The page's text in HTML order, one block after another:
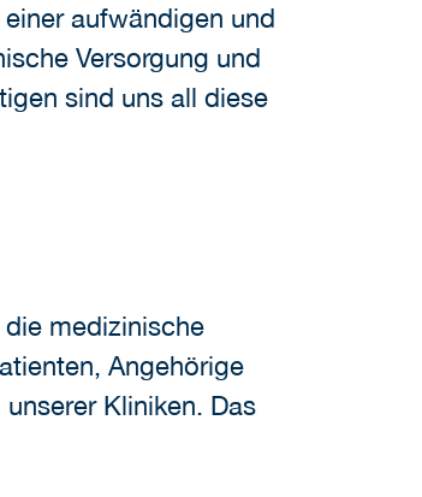
aufwändigen und
Versorgung und
sind uns all diese
medizinische
Angehörige
Kliniken. Das